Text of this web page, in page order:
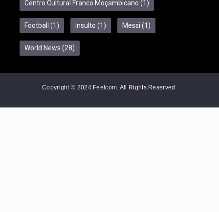
Centro Cultural Franco Moçambicano (1)
Football (1) Insulto (1) Messi (1)
World News (28)
Copyright © 2024 Feelcom. All Rights Reserved.